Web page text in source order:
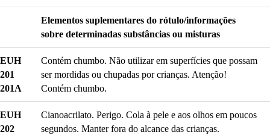
Elementos suplementares do rótulo/informações
sobre determinadas substâncias ou misturas
EUH
201
201A
Contém chumbo. Não utilizar em superfícies que possam
ser mordidas ou chupadas por crianças. Atenção!
Contém chumbo.
EUH
202
Cianoacrilato. Perigo. Cola à pele e aos olhos em poucos
segundos. Manter fora do alcance das crianças.